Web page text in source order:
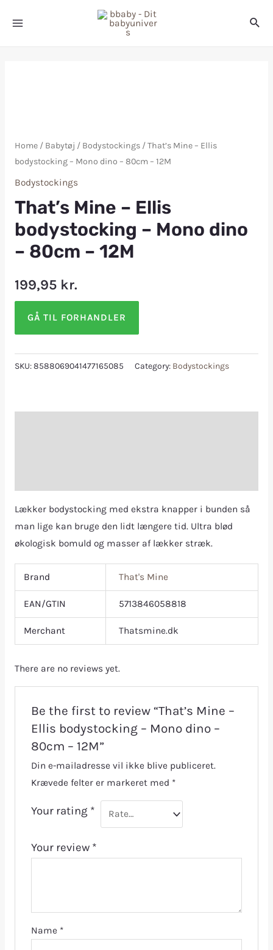
Home/ Babytøj / Bodystockings/ That’s Mine – Ellis
bodystocking – Mono dino – 80cm – 12M
Bodystockings
That’s Mine – Ellis
bodystocking – Mono dino
– 80cm – 12M
199,95 kr.
GÅ TIL FORHANDLER
SKU:8588069041477165085 Category: Bodystockings
Lækker bodystocking med ekstra knapper i bunden så
man lige kan bruge den lidt længere tid. Ultra blød
økologisk bomuld og masser af lækker stræk.
Brand That's Mine
EAN/GTIN 5713846058818
Merchant Thatsmine.dk
There are no reviews yet.
Be the first to review “That’s Mine –
Ellis bodystocking – Mono dino –
80cm – 12M”
Din e-mailadresse vil ikke blive publiceret.
Krævede felter er markeret med *
Your rating *
Your review *
Name *